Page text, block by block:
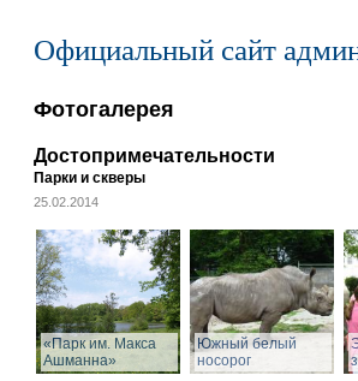
Официальный сайт
Фотогалерея
Достопримечательности
Парки и скверы
25.02.2014
«Парк им. Макса
Ашманна»
Южный белый
носорог